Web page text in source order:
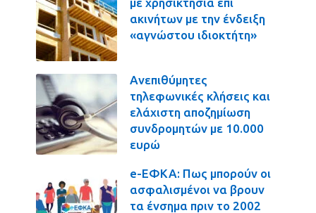
ακινήτων με την ένδειξη
«αγνώστου ιδιοκτήτη»
Ανεπιθύμητες
τηλεφωνικές κλήσεις και
ελάχιστη αποζημίωση
συνδρομητών με 10.000
ευρώ
e-ΕΦΚΑ: Πως μπορούν οι
ασφαλισμένοι να βρουν
τα ένσημα πριν το 2002